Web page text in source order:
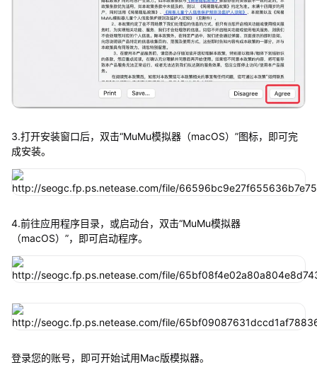
3.打开安装窗口后，双击“MuMu模拟器（macOS）”图标，即可完
成安装。
4.前往应用程序目录，或启动台，双击“MuMu模拟器
（macOS）”，即可启动程序。
登录您的账号，即可开始试用Mac版模拟器。